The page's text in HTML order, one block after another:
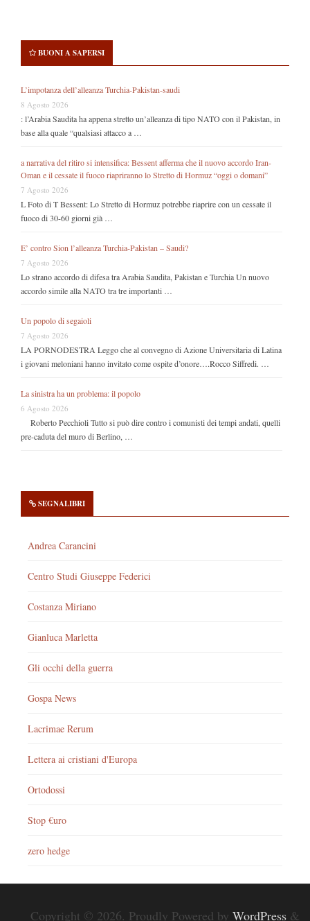
BUONI A SAPERSI
L’impotanza dell’alleanza Turchia-Pakistan-saudi
8 Agosto 2026
: l’Arabia Saudita ha appena stretto un’alleanza di tipo NATO con il Pakistan, in
base alla quale “qualsiasi attacco a …
a narrativa del ritiro si intensifica: Bessent afferma che il nuovo accordo Iran-
Oman e il cessate il fuoco riapriranno lo Stretto di Hormuz “oggi o domani”
7 Agosto 2026
L Foto di T Bessent: Lo Stretto di Hormuz potrebbe riaprire con un cessate il
fuoco di 30-60 giorni già …
E’ contro Sion l’alleanza Turchia-Pakistan – Saudi?
7 Agosto 2026
Lo strano accordo di difesa tra Arabia Saudita, Pakistan e Turchia Un nuovo
accordo simile alla NATO tra tre importanti …
Un popolo di segaioli
7 Agosto 2026
LA PORNODESTRA Leggo che al convegno di Azione Universitaria di Latina
i giovani meloniani hanno invitato come ospite d’onore….Rocco Siffredi. …
La sinistra ha un problema: il popolo
6 Agosto 2026
Roberto Pecchioli Tutto si può dire contro i comunisti dei tempi andati, quelli
pre-caduta del muro di Berlino, …
SEGNALIBRI
Andrea Carancini
Centro Studi Giuseppe Federici
Costanza Miriano
Gianluca Marletta
Gli occhi della guerra
Gospa News
Lacrimae Rerum
Lettera ai cristiani d'Europa
Ortodossi
Stop €uro
zero hedge
Copyright © 2026. Proudly Powered by WordPress &